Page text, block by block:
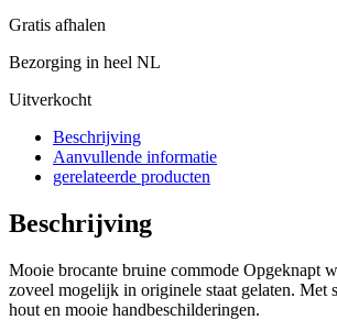
Gratis afhalen
Bezorging in heel NL
Uitverkocht
Beschrijving
Aanvullende informatie
gerelateerde producten
Beschrijving
Mooie brocante bruine commode Opgeknapt
zoveel mogelijk in originele staat gelaten. Met
hout en mooie handbeschilderingen.